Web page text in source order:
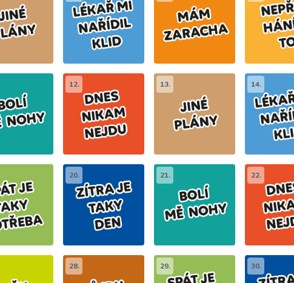
12. 13. 14.
20. 21. 22.
28. 29. 30.